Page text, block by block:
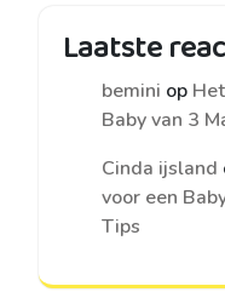
Laatste
bemini op
Baby van 3
Cinda ijsland
voor een
Tips